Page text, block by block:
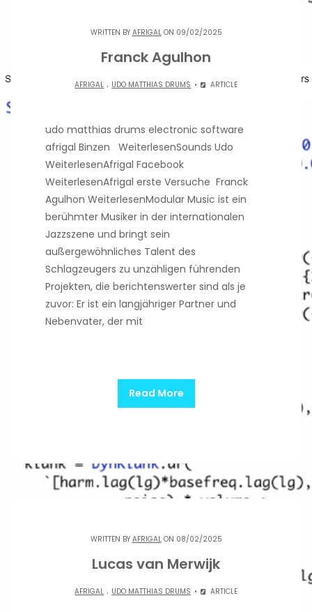
WRITTEN BY AFRIGALON 09/02/2025
Franck Agulhon
AFRIGAL . UDO MATTHIAS DRUMS ARTICLE
udo matthias drums electronic software
afrigal Binzen WeiterlesenSounds Udo
WeiterlesenAfrigal Facebook
WeiterlesenAfrigal erste Versuche Franck
Agulhon WeiterlesenModular Music ist ein
berühmter Musiker in der internationalen
Jazzszene und bringt sein
außergewöhnliches Talent des
Schlagzeugers zu unzähligen führenden
Projekten, die berichtenswerter sind als je
zuvor: Er ist ein langjähriger Partner und
Nebenvater, der mit
Read More
WRITTEN BY AFRIGALON 08/02/2025
Lucas van Merwijk
AFRIGAL . UDO MATTHIAS DRUMS ARTICLE